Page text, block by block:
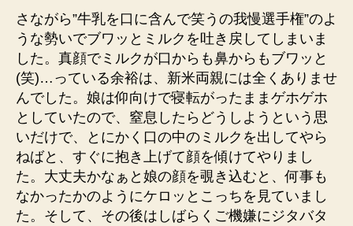
さながら”牛乳を口に含んで笑うの我慢選手権”のよ
うな勢いでブワッとミルクを吐き戻してしまいま
した。真顔でミルクが口からも鼻からもブワッと
(笑)…っている余裕は、新米両親には全くありませ
んでした。娘は仰向けで寝転がったままゲホゲホ
としていたので、窒息したらどうしようという思
いだけで、とにかく口の中のミルクを出してやら
ねばと、すぐに抱き上げて顔を傾けてやりまし
た。大丈夫かなぁと娘の顔を覗き込むと、何事も
なかったかのようにケロッとこっちを見ていまし
た。そして、その後はしばらくご機嫌にジタバタ